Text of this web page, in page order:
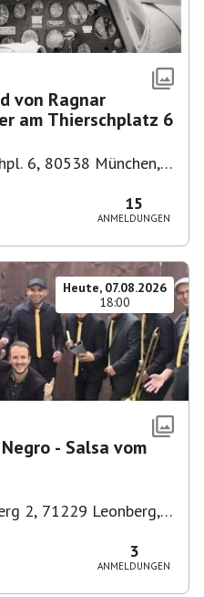
von Ragnar
am Thierschplatz 6
6, 80538 München,
15
ANMELDUNGEN
Heute, 07.08.2026
18:00
- Salsa vom
2, 71229 Leonberg,
3
ANMELDUNGEN